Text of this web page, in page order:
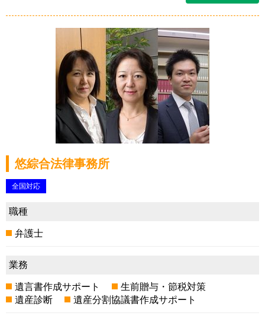
悠綜合法律事務所
全国対応
職種
弁護士
業務
遺言書作成サポート
生前贈与・節税対策
遺産診断
遺産分割協議書作成サポート